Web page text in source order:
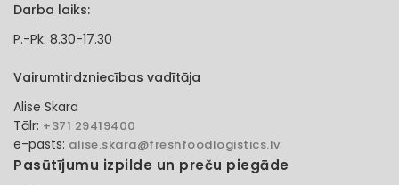
Darba laiks:
P.-Pk. 8.30-17.30
Vairumtirdzniecības vadītāja
Alise Skara
Tālr: +371 29419400
e-pasts: alise.skara@freshfoodlogistics.lv
Pasūtījumu izpilde un preču piegāde